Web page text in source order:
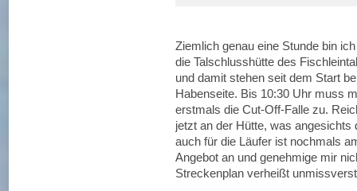
Ziemlich genau eine Stunde bin
die Talschlusshütte des
und damit stehen seit dem Start
Habenseite. Bis 10:30 Uhr muss
erstmals die Cut-Off-Falle zu.
jetzt an der Hütte, was
auch für die Läufer ist nochmals
Angebot an und genehmige mir
Streckenplan verheißt